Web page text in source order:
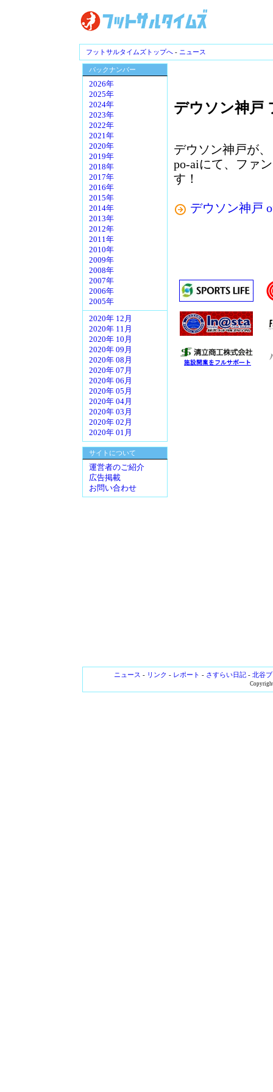
フットサルタイムズトップへ - ニュース
バックナンバー
2026年
2025年
2024年
2023年
2022年
2021年
2020年
2019年
2018年
2017年
2016年
2015年
2014年
2013年
2012年
2011年
2010年
2009年
2008年
2007年
2006年
2005年
2020年 12月
2020年 11月
2020年 10月
2020年 09月
2020年 08月
2020年 07月
2020年 06月
2020年 05月
2020年 04月
2020年 03月
2020年 02月
2020年 01月
サイトについて
運営者のご紹介
広告掲載
お問い合わせ
デウソン神戸
デウソン神戸が
po-aiにて、ファ
す！
デウソン神戸
ニュース - リンク - レポート - さすらい日記- 北谷